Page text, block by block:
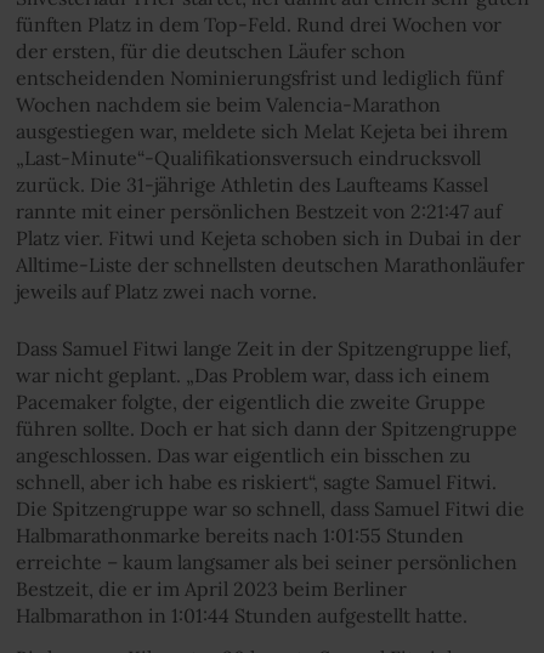
fünften Platz in dem Top-Feld. Rund drei Wochen vor
der ersten, für die deutschen Läufer schon
entscheidenden Nominierungsfrist und lediglich fünf
Wochen nachdem sie beim Valencia-Marathon
ausgestiegen war, meldete sich Melat Kejeta bei ihrem
„Last-Minute“-Qualifikationsversuch eindrucksvoll
zurück. Die 31-jährige Athletin des Laufteams Kassel
rannte mit einer persönlichen Bestzeit von 2:21:47 auf
Platz vier. Fitwi und Kejeta schoben sich in Dubai in der
Alltime-Liste der schnellsten deutschen Marathonläufer
jeweils auf Platz zwei nach vorne.
Dass Samuel Fitwi lange Zeit in der Spitzengruppe lief,
war nicht geplant. „Das Problem war, dass ich einem
Pacemaker folgte, der eigentlich die zweite Gruppe
führen sollte. Doch er hat sich dann der Spitzengruppe
angeschlossen. Das war eigentlich ein bisschen zu
schnell, aber ich habe es riskiert“, sagte Samuel Fitwi.
Die Spitzengruppe war so schnell, dass Samuel Fitwi die
Halbmarathonmarke bereits nach 1:01:55 Stunden
erreichte – kaum langsamer als bei seiner persönlichen
Bestzeit, die er im April 2023 beim Berliner
Halbmarathon in 1:01:44 Stunden aufgestellt hatte.